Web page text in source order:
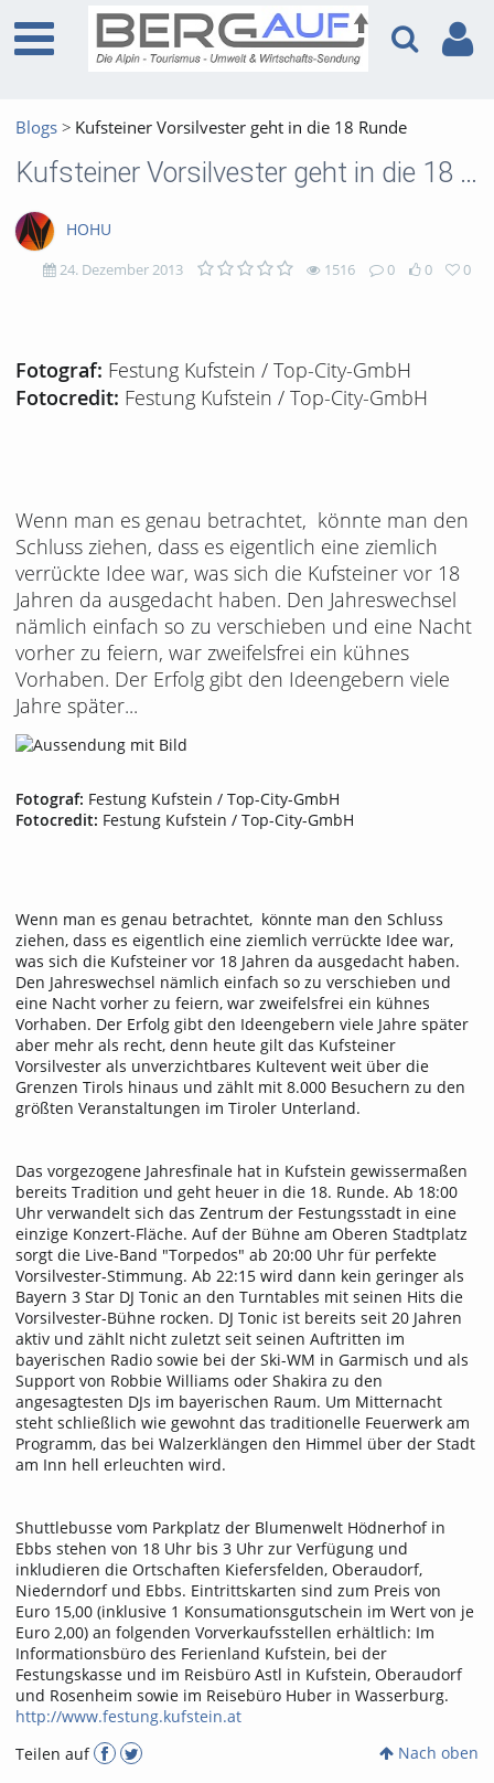
Blogs Kufsteiner Vorsilvester geht in die 18 Runde
Kufsteiner Vorsilvester geht in die 18 Runde
HOHU
24. Dezember 2013 1516 0 0 0
Fotograf: Festung Kufstein / Top-City-GmbH
Fotocredit: Festung Kufstein / Top-City-GmbH
Wenn man es genau betrachtet, könnte man den
Schluss ziehen, dass es eigentlich eine ziemlich
verrückte Idee war, was sich die Kufsteiner vor 18
Jahren da ausgedacht haben. Den Jahreswechsel
nämlich einfach so zu verschieben und eine Nacht
vorher zu feiern, war zweifelsfrei ein kühnes
Vorhaben. Der Erfolg gibt den Ideengebern viele
Jahre später...
Fotograf: Festung Kufstein / Top-City-GmbH
Fotocredit: Festung Kufstein / Top-City-GmbH
Wenn man es genau betrachtet, könnte man den Schluss
ziehen, dass es eigentlich eine ziemlich verrückte Idee war,
was sich die Kufsteiner vor 18 Jahren da ausgedacht haben.
Den Jahreswechsel nämlich einfach so zu verschieben und
eine Nacht vorher zu feiern, war zweifelsfrei ein kühnes
Vorhaben. Der Erfolg gibt den Ideengebern viele Jahre später
aber mehr als recht, denn heute gilt das Kufsteiner
Vorsilvester als unverzichtbares Kultevent weit über die
Grenzen Tirols hinaus und zählt mit 8.000 Besuchern zu den
größten Veranstaltungen im Tiroler Unterland.
Das vorgezogene Jahresfinale hat in Kufstein gewissermaßen
bereits Tradition und geht heuer in die 18. Runde. Ab 18:00
Uhr verwandelt sich das Zentrum der Festungsstadt in eine
einzige Konzert-Fläche. Auf der Bühne am Oberen Stadtplatz
sorgt die Live-Band "Torpedos" ab 20:00 Uhr für perfekte
Vorsilvester-Stimmung. Ab 22:15 wird dann kein geringer als
Bayern 3 Star DJ Tonic an den Turntables mit seinen Hits die
Vorsilvester-Bühne rocken. DJ Tonic ist bereits seit 20 Jahren
aktiv und zählt nicht zuletzt seit seinen Auftritten im
bayerischen Radio sowie bei der Ski-WM in Garmisch und als
Support von Robbie Williams oder Shakira zu den
angesagtesten DJs im bayerischen Raum. Um Mitternacht
steht schließlich wie gewohnt das traditionelle Feuerwerk am
Programm, das bei Walzerklängen den Himmel über der Stadt
am Inn hell erleuchten wird.
Shuttlebusse vom Parkplatz der Blumenwelt Hödnerhof in
Ebbs stehen von 18 Uhr bis 3 Uhr zur Verfügung und
inkludieren die Ortschaften Kiefersfelden, Oberaudorf,
Niederndorf und Ebbs. Eintrittskarten sind zum Preis von
Euro 15,00 (inklusive 1 Konsumationsgutschein im Wert von je
Euro 2,00) an folgenden Vorverkaufsstellen erhältlich: Im
Informationsbüro des Ferienland Kufstein, bei der
Festungskasse und im Reisbüro Astl in Kufstein, Oberaudorf
und Rosenheim sowie im Reisebüro Huber in Wasserburg.
http://www.festung.kufstein.at
Teilen auf
Nach oben